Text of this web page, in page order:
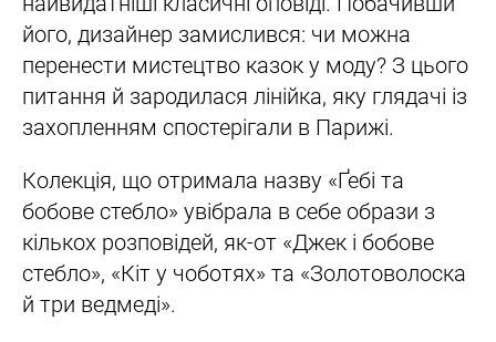
його, дизайнер замислився: чи можна
перенести мистецтво казок у моду? З цього
питання й зародилася лінійка, яку глядачі із
захопленням спостерігали в Парижі.
Колекція, що отримала назву «Ґебі та
бобове стебло» увібрала в себе образи з
кількох розповідей, як-от «Джек і бобове
стебло», «Кіт у чоботях» та «Золотоволоска
й три ведмеді».